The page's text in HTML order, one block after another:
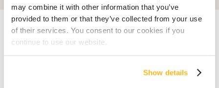
may combine it with other information that you’ve
provided to them or that they’ve collected from your use
of their services. You consent to our cookies if you
continue to use our website.
Show details
Accueil Blog
Randonnée à l’île Maurice : Top 5 des sentiers pour des
SOUVENIRS
Randonnée à l’île Maurice :